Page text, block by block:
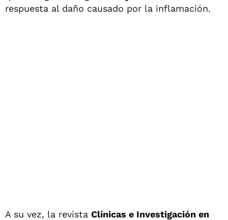
respuesta al daño causado por la inflamación.
A su vez, la revista Clínicas e Investigación en